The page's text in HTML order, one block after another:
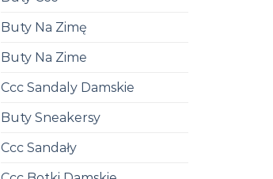
Buty Na Zimę
Buty Na Zime
Ccc Sandaly Damskie
Buty Sneakersy
Ccc Sandały